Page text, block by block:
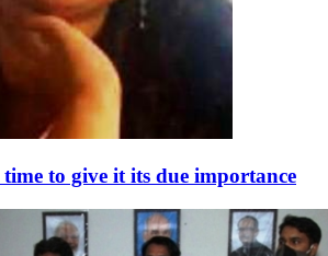
to give it its due importance